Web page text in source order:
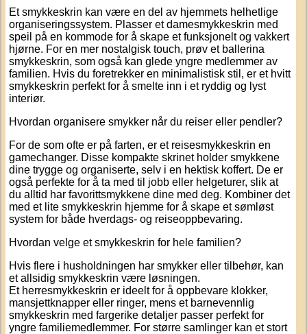
Et smykkeskrin kan være en del av hjemmets helhetlige
organiseringssystem. Plasser etdamesmykkeskrin med
speil på en kommode for å skape et funksjonelt og vakkert
hjørne. For en mer nostalgisk touch, prøv et ballerina
smykkeskrin, som også kan glede yngre medlemmer av
familien. Hvis du foretrekker en minimalistisk stil, er et hvitt
smykkeskrin perfekt for å smelte inn i et ryddig og lyst
interiør.
Hvordan organisere smykker når du reiser eller pendler?
For de som ofte er på farten, er et reisesmykkeskrin en
gamechanger. Disse kompakte skrinet holder smykkene
dine trygge og organiserte, selv i en hektisk koffert. De er
også perfekte for å ta med til jobb eller helgeturer, slik at
du alltid har favorittsmykkene dine med deg. Kombiner det
med et lite smykkeskrin hjemme for å skape et sømløst
system for både hverdags- og reiseoppbevaring.
Hvordan velge et smykkeskrin for hele familien?
Hvis flere i husholdningen har smykker eller tilbehør, kan
et allsidig smykkeskrin være løsningen.
Et herresmykkeskrin er ideelt for å oppbevare klokker,
mansjettknapper eller ringer, mens et barnevennlig
smykkeskrin med fargerike detaljer passer perfekt for
yngre familiemedlemmer. For større samlinger kan etstort